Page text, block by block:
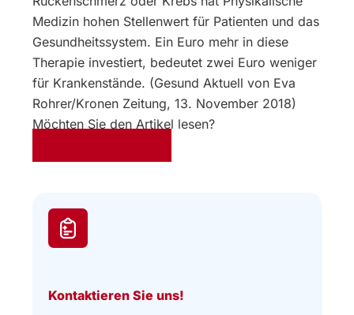
Medizin hohen Stellenwert für Patienten und das
Gesundheitssystem. Ein Euro mehr in diese
Therapie investiert, bedeutet zwei Euro weniger
für Krankenstände. (Gesund Aktuell von Eva
Rohrer/Kronen Zeitung, 13. November 2018)
Möchten Sie den Artikel lesen?
Kontaktieren Sie uns!